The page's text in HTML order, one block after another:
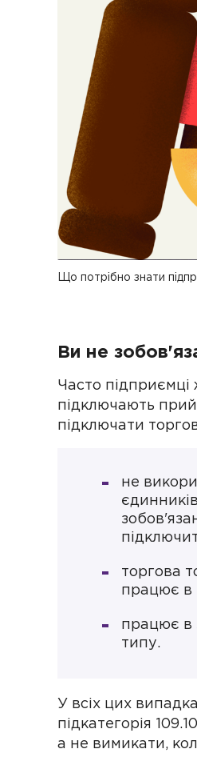
Що потрібно знати
Ви не
Часто підприємці
підключають
підключати
не
торгова
працює в
працює в
типу.
У всіх цих
підкатегорія
а не вимикати,